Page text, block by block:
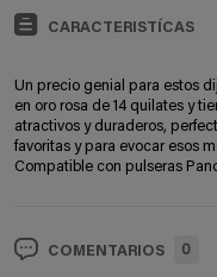
CARACTERISTÍCAS
Un precio genial para estos
en oro rosa de 14 quilates y
atractivos y duraderos,
favoritas y para evocar esos
Compatible con pulseras
COMENTARIOS 0